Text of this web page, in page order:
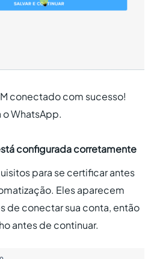
conectado com sucesso!
o WhatsApp.
configurada corretamente
para se certificar antes
Eles aparecem
de conectar sua conta, então
antes de continuar.